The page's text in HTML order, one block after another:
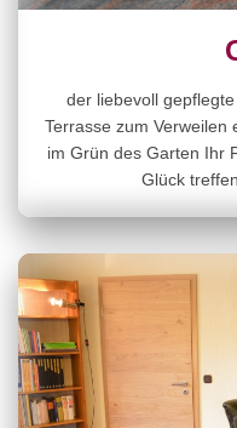
der liebevoll
Terrasse zum Verweilen
im Grün des Garten Ihr
Glück